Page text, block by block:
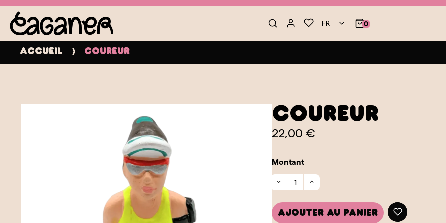
FR 0
Accueil Coureur
Coureur
22,00 €
Montant
Ajouter au panier